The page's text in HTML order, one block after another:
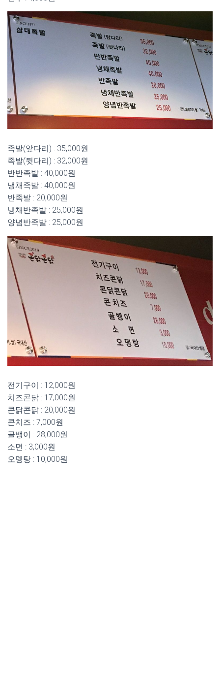
족발(앞다리) : 35,000원
족발(뒷다리) : 32,000원
반반족발 : 40,000원
냉채족발 : 40,000원
반족발 : 20,000원
냉채반족발 : 25,000원
양념반족발 : 25,000원
전기구이 : 12,000원
치즈콘닭 : 17,000원
콘닭콘닭 : 20,000원
콘치즈 : 7,000원
골뱅이 : 28,000원
소면 : 3,000원
오뎅탕 : 10,000원